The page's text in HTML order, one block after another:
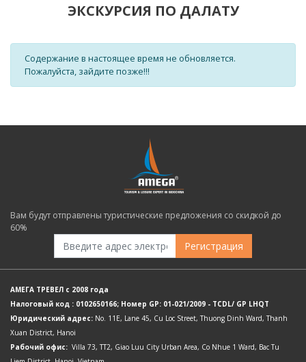
ЭКСКУРСИЯ ПО ДАЛАТУ
Содержание в настоящее время не обновляется.
Пожалуйста, зайдите позже!!!
Вам будут отправлены туристические предложения со скидкой до
60%
Регистрация
АМЕГА ТРЕВЕЛ с 2008 года
Налоговый код : 0102650166; Номер GP: 01-021/2009 - TCDL/ GP LHQT
Юридический адрес: No. 11E, Lane 45, Cu Loc Street, Thuong Dinh Ward, Thanh
Xuan District, Hanoi
Рабочий офис: Villa 73, TT2, Giao Luu City Urban Area, Co Nhue 1 Ward, Bac Tu